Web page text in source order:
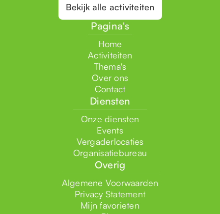
Bekijk alle activiteiten
Pagina's
Home
Activiteiten
Thema's
Over ons
Contact
Diensten
Onze diensten
Events
Vergaderlocaties
Organisatiebureau
Overig
Algemene Voorwaarden
Privacy Statement
Mijn favorieten